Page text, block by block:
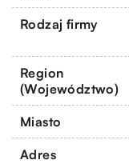
Rodzaj firmy
Region
(Województwo)
Miasto
Adres